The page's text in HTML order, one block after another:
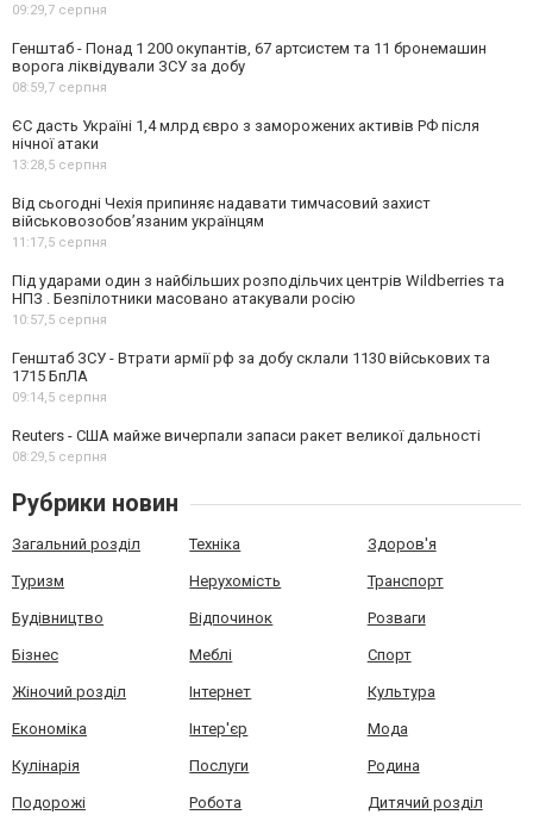
09:29,7 серпня
Генштаб - Понад 1 200 окупантів, 67 артсистем та 11 бронемашин
ворога ліквідували ЗСУ за добу
08:59,7 серпня
ЄС дасть Україні 1,4 млрд євро з заморожених активів РФ після
нічної атаки
13:28,5 серпня
Від сьогодні Чехія припиняє надавати тимчасовий захист
військовозобов’язаним українцям
11:17,5 серпня
Під ударами один з найбільших розподільчих центрів Wildberries та
НПЗ . Безпілотники масовано атакували росію
10:57,5 серпня
Генштаб ЗСУ - Втрати армії рф за добу склали 1130 військових та
1715 БпЛА
09:14,5 серпня
Reuters - США майже вичерпали запаси ракет великої дальності
08:29,5 серпня
Рубрики новин
Загальний розділ Техніка Здоров'я
Туризм Нерухомість Транспорт
Будівництво Відпочинок Розваги
Бізнес Меблі Спорт
Жіночий розділ Інтернет Культура
Економіка Інтер'єр Мода
Кулінарія Послуги Родина
Подорожі Робота Дитячий розділ